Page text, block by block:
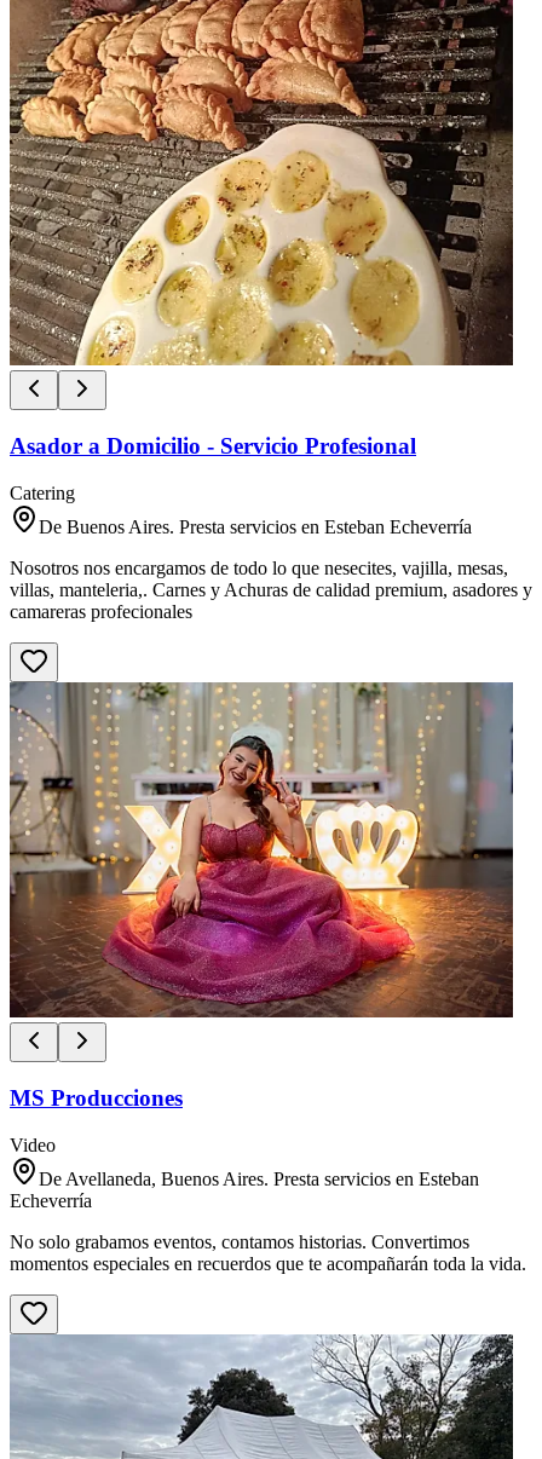
Asador a Domicilio - Servicio Profesional
Catering
De Buenos Aires. Presta servicios en Esteban Echeverría
Nosotros nos encargamos de todo lo que nesecites, vajilla, mesas,
villas, manteleria,. Carnes y Achuras de calidad premium, asadores y
camareras profecionales
MS Producciones
Video
De Avellaneda, Buenos Aires. Presta servicios en Esteban
Echeverría
No solo grabamos eventos, contamos historias. Convertimos
momentos especiales en recuerdos que te acompañarán toda la vida.